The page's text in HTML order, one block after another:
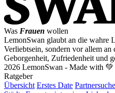
Was Frauen wollen
LemonSwan glaubt an die wahre
Verliebtsein, sondern vor allem an
Geborgenheit, Zufriedenheit und
2026 LemonSwan - Made with
Ratgeber
Übersicht Erstes Date Partnersuche